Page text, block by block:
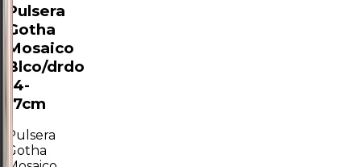
Pulsera
Gotha
Mosaico
Blco/drdo
14-
17cm
Pulsera
Gotha